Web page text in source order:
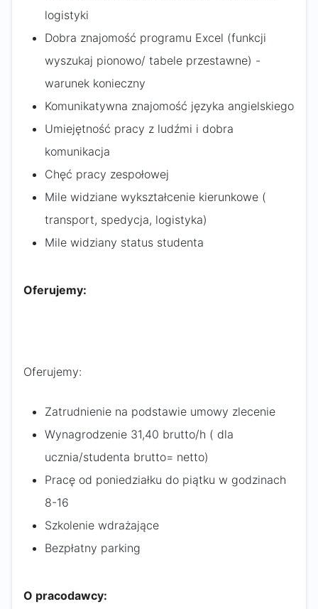
logistyki
Dobra znajomość programu Excel (funkcji
wyszukaj pionowo/ tabele przestawne) -
warunek konieczny
Komunikatywna znajomość języka angielskiego
Umiejętność pracy z ludźmi i dobra
komunikacja
Chęć pracy zespołowej
Mile widziane wykształcenie kierunkowe (
transport, spedycja, logistyka)
Mile widziany status studenta
Oferujemy:
Oferujemy:
Zatrudnienie na podstawie umowy zlecenie
Wynagrodzenie 31,40 brutto/h ( dla
ucznia/studenta brutto= netto)
Pracę od poniedziałku do piątku w godzinach
8-16
Szkolenie wdrażające
Bezpłatny parking
O pracodawcy: